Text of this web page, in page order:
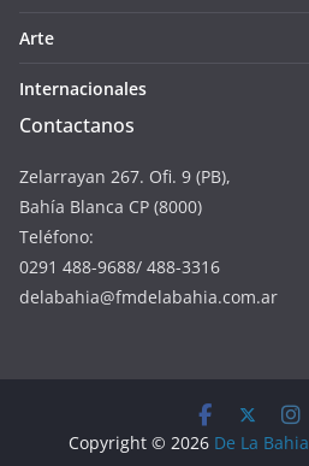
Arte
Internacionales
Contactanos
Zelarrayan 267. Ofi. 9 (PB),
Bahía Blanca CP (8000)
Teléfono:
0291 488-9688/ 488-3316
delabahia@fmdelabahia.com.ar
Copyright © 2026 De La Bahia